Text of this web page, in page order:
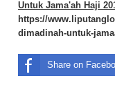
Untuk Jama'ah Haji
https://
dimadinah-untuk-
Share on